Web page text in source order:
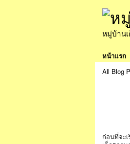
หมู่บ้าน
หน้าแรก
All Blog
ก่อนที่จะ